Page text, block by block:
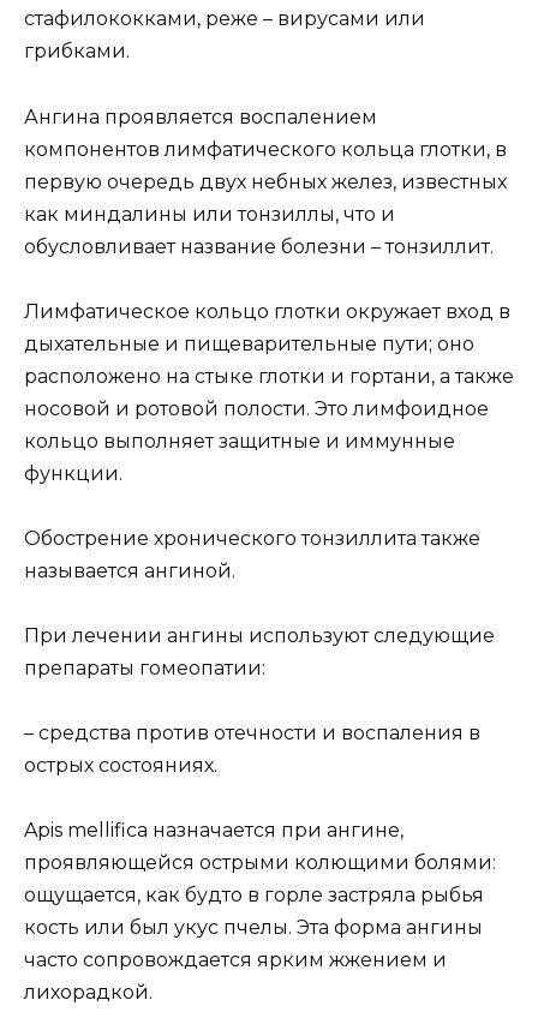
стафилококками, реже – вирусами или
грибками.
Ангина проявляется воспалением
компонентов лимфатического кольца глотки, в
первую очередь двух небных желез, известных
как миндалины или тонзиллы, что и
обусловливает название болезни – тонзиллит.
Лимфатическое кольцо глотки окружает вход в
дыхательные и пищеварительные пути; оно
расположено на стыке глотки и гортани, а также
носовой и ротовой полости. Это лимфоидное
кольцо выполняет защитные и иммунные
функции.
Обострение хронического тонзиллита также
называется ангиной.
При лечении ангины используют следующие
препараты гомеопатии:
– средства против отечности и воспаления в
острых состояниях.
Apis mellifica назначается при ангине,
проявляющейся острыми колющими болями:
ощущается, как будто в горле застряла рыбья
кость или был укус пчелы. Эта форма ангины
часто сопровождается ярким жжением и
лихорадкой.